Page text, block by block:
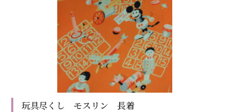
玩具尽くし モスリン 長着